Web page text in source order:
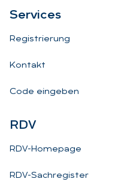
Ser­vices
Registrierung
Kontakt
Code eingeben
RDV
RDV-Homepage
RDV-Sachregister